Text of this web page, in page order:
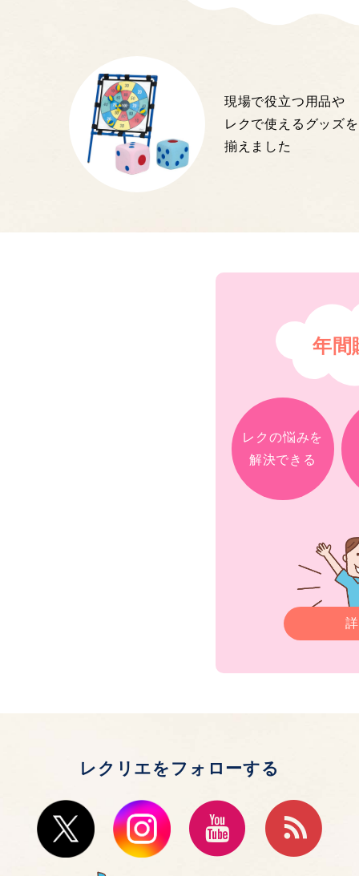
現場で役立つ用品や
レクで使えるグッズを
揃えました
年間
レクの悩みを
解決できる
レクリエをフォローする